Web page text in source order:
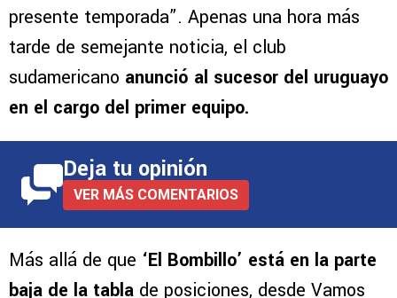
presente temporada”. Apenas una hora más
tarde de semejante noticia, el club
sudamericano anunció al sucesor del uruguayo
en el cargo del primer equipo.
Deja tu opinión
VER MÁS COMENTARIOS
Más allá de que ‘El Bombillo’ está en la parte
baja de la tabla de posiciones, desde Vamos